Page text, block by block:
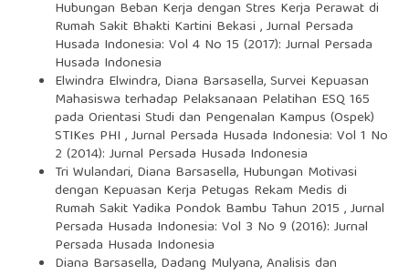
Hubungan Beban Kerja dengan Stres Kerja Perawat di
Rumah Sakit Bhakti Kartini Bekasi ,Jurnal Persada
Husada Indonesia: Vol 4 No 15 (2017): Jurnal Persada
Husada Indonesia
Elwindra Elwindra, Diana Barsasella,Survei Kepuasan
Mahasiswa terhadap Pelaksanaan Pelatihan ESQ 165
pada Orientasi Studi dan Pengenalan Kampus (Ospek)
STIKes PHI ,Jurnal Persada Husada Indonesia: Vol 1 No
2 (2014): Jurnal Persada Husada Indonesia
Tri Wulandari, Diana Barsasella, Hubungan Motivasi
dengan Kepuasan Kerja Petugas Rekam Medis di
Rumah Sakit Yadika Pondok Bambu Tahun 2015 ,Jurnal
Persada Husada Indonesia: Vol 3 No 9 (2016): Jurnal
Persada Husada Indonesia
Diana Barsasella, Dadang Mulyana,Analisis dan